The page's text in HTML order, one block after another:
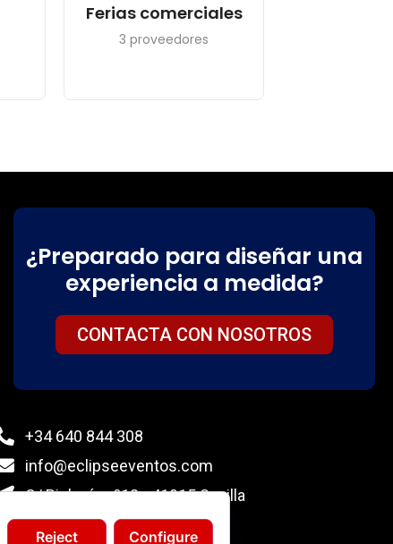
Ferias comerciales
3 proveedores
¿Preparado para diseñar una
experiencia a medida?
CONTACTA CON NOSOTROS
+34 640 844 308
info@eclipseeventos.com
C/ Biología nº12 - 41015 Sevilla
Reject Configure